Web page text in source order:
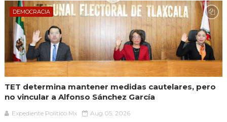
DEMOCRACIA
TET determina mantener medidas cautelares, pero
no vincular a Alfonso Sánchez García
Expediente Político.Mx Aug 05, 2026